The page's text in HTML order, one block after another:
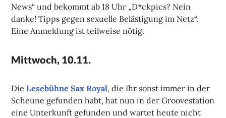
News“ und bekommt ab 18 Uhr „D*ckpics? Nein
danke! Tipps gegen sexuelle Belästigung im Netz“.
Eine Anmeldung ist teilweise nötig.
Mittwoch, 10.11.
DieLesebühne Sax Royal, die Ihr sonst immer in der
Scheune gefunden habt, hat nun in der Groovestation
eine Unterkunft gefunden und wartet heute nicht